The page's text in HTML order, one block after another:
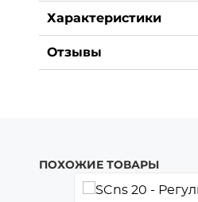
Характеристики
Отзывы
ПОХОЖИЕ ТОВАРЫ